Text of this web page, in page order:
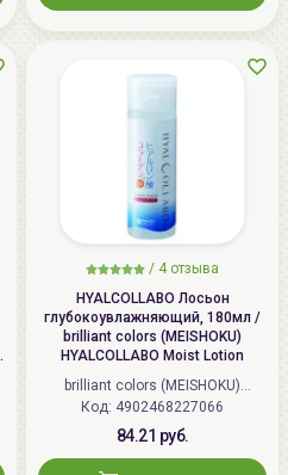
/ 4 отзыва
HYALCOLLABO Лосьон
глубокоувлажняющий, 180мл /
brilliant colors (MEISHOKU)
HYALCOLLABO Moist Lotion
brilliant colors (MEISHOKU)
(Япония)
Код: 4902468227066
84.21 руб.